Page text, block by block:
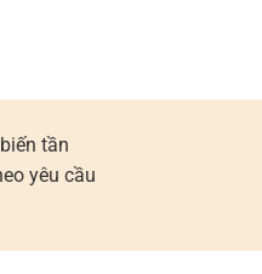
tần
yêu cầu